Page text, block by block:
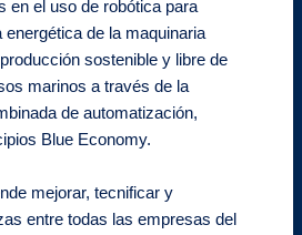
en el uso de robótica para
energética de la maquinaria
sostenible y libre de
marinos a través de la
de automatización,
Blue Economy.
mejorar, tecnificar y
entre todas las empresas del